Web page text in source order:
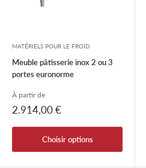
MATÉRIELS POUR LE FROID
Meuble pâtisserie inox 2 ou 3
portes euronorme
À partir de
Prix
2.914,00 €
Choisir options